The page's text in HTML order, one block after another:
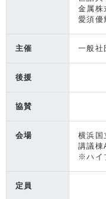
金属
愛須優
主催 一般社
後援
協賛
会場
横浜
講議
※ハイ
定員